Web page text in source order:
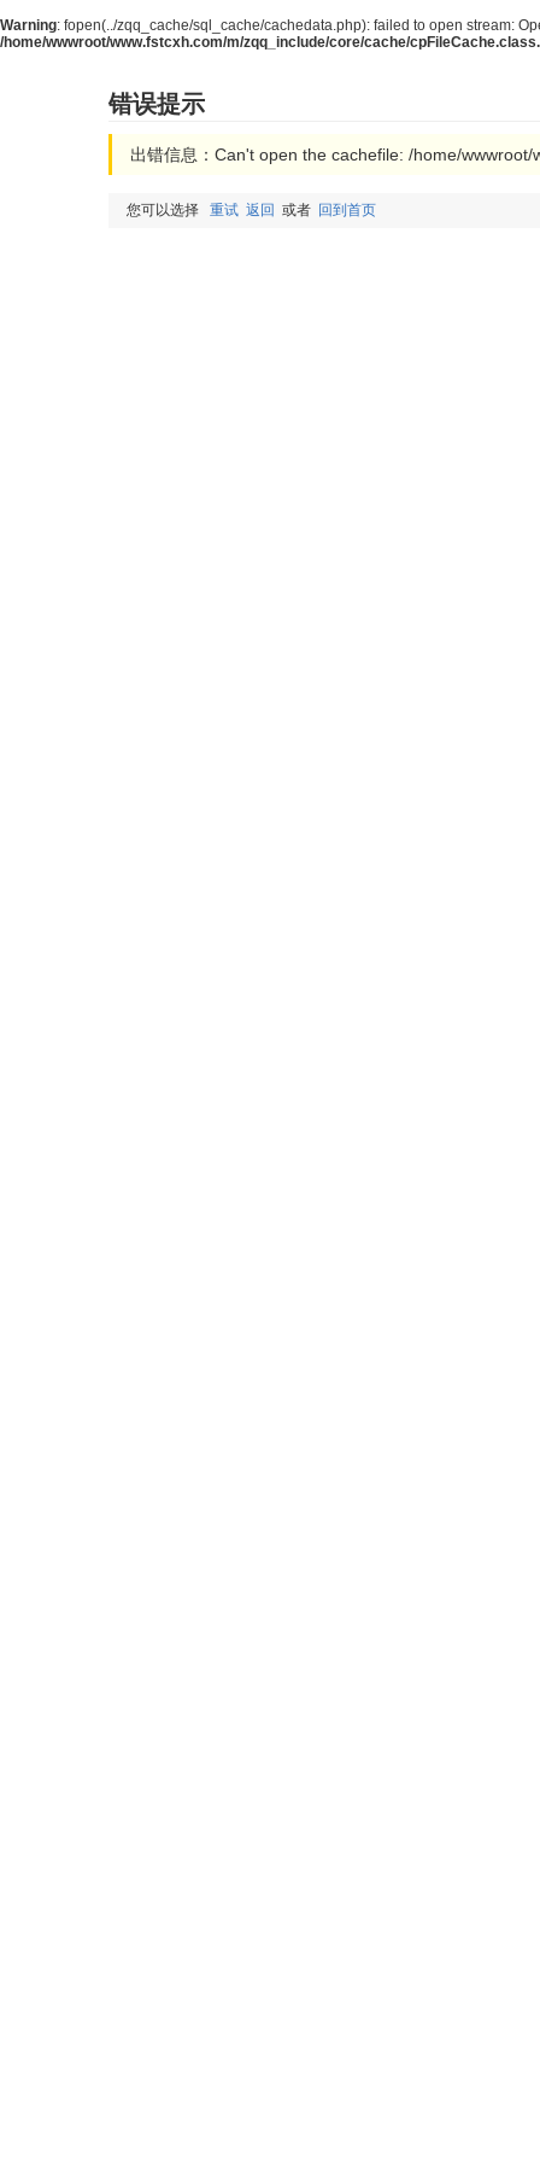
Warning: fopen(../zqq_cache/sql_cache/cachedata.php): failed to open stream:
/home/wwwroot/www.fstcxh.com/m/zqq_include/core/cache/
错误提示
出错信息：Can't open the cachefile: /home/
您可以选择 重试 返回 或者 回到首页